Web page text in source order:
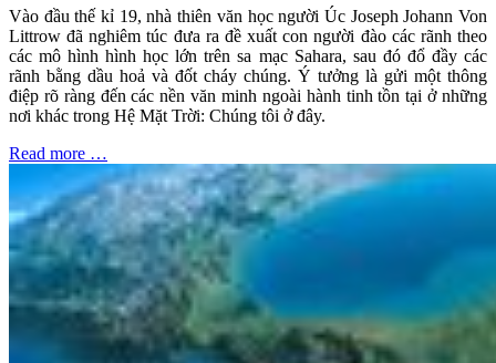
Vào đầu thế kỉ 19, nhà thiên văn học người Úc Joseph Johann Von
Littrow đã nghiêm túc đưa ra đề xuất con người đào các rãnh theo
các mô hình hình học lớn trên sa mạc Sahara, sau đó đổ đầy các
rãnh bằng dầu hoả và đốt cháy chúng. Ý tưởng là gửi một thông
điệp rõ ràng đến các nền văn minh ngoài hành tinh tồn tại ở những
nơi khác trong Hệ Mặt Trời: Chúng tôi ở đây.
Read more …